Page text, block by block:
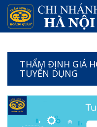
THẨM ĐỊNH GIÁ
TUYỂN DỤNG